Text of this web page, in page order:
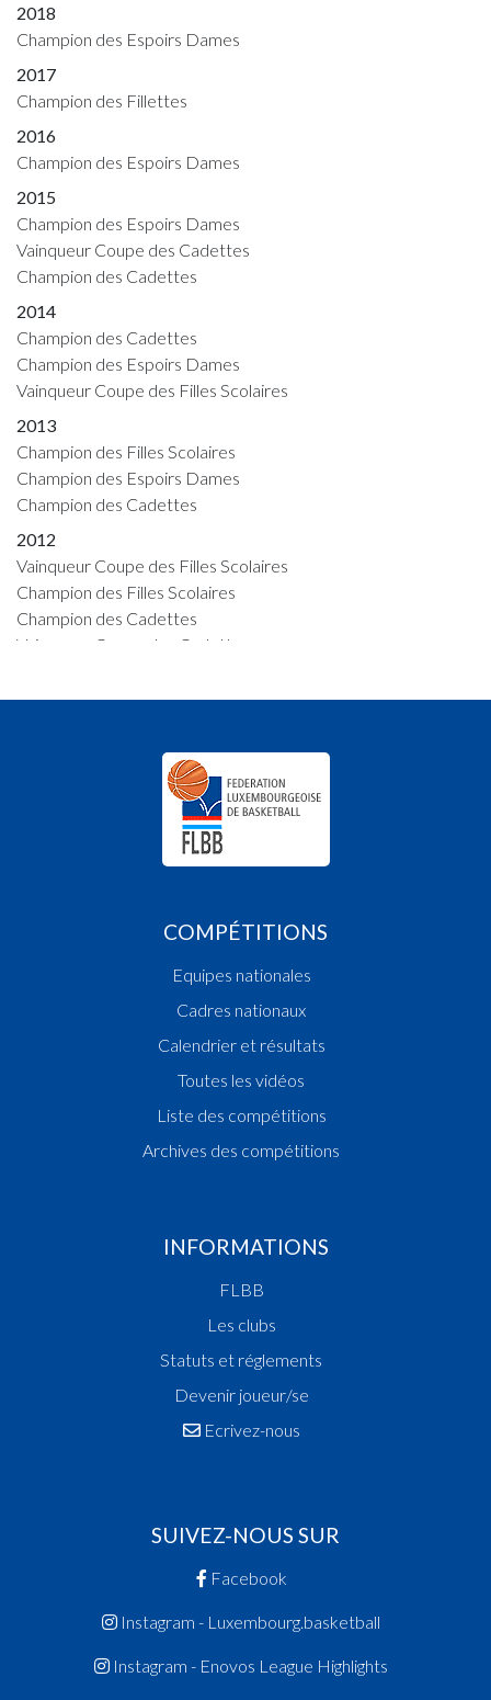
2018
Champion des Espoirs Dames
2017
Champion des Fillettes
2016
Champion des Espoirs Dames
2015
Champion des Espoirs Dames
Vainqueur Coupe des Cadettes
Champion des Cadettes
2014
Champion des Cadettes
Champion des Espoirs Dames
Vainqueur Coupe des Filles Scolaires
2013
Champion des Filles Scolaires
Champion des Espoirs Dames
Champion des Cadettes
2012
Vainqueur Coupe des Filles Scolaires
Champion des Filles Scolaires
Champion des Cadettes
Vainqueur Coupe des Cadettes
Champion des Fillettes
Vainqueur Coupe des Filles Scolaires
Champion des Filles Scolaires
Champion des Filles Scolaires
Champion des Fillettes
Vainqueur Coupe du Mini-Basket
Vainqueur Coupe des Dames
Vainqueur Coupe des Dames
Vainqueur Coupe des Dames
Champion des Filles Scolaires
Champion des Espoirs Hommes
Vainqueur Coupe des Dames
COMPÉTITIONS
Equipes nationales
Cadres nationaux
Calendrier et résultats
Toutes les vidéos
Liste des compétitions
Archives des compétitions
INFORMATIONS
FLBB
Les clubs
Statuts et réglements
Devenir joueur/se
Ecrivez-nous
SUIVEZ-NOUS SUR
Facebook
Instagram - Luxembourg.basketball
Instagram - Enovos League Highlights